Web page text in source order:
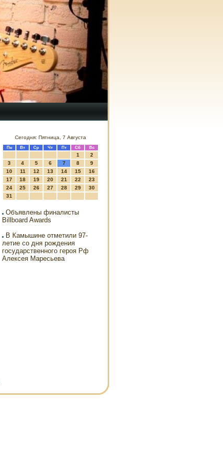
Сегодня: Пятница, 7 Августа
Пн Вт Ср Чт Пт Сб Вс
1
2
3
4 5 6 7 8
9
10
11 12 13 14 15
16
17
18 19 20 21 22
23
24
25 26 27 28 29
30
31
Объявлены финалисты
Billboard Awards
В Камышине отметили 97-
летие со дня рождения
государственного героя Рф
Алексея Маресьева